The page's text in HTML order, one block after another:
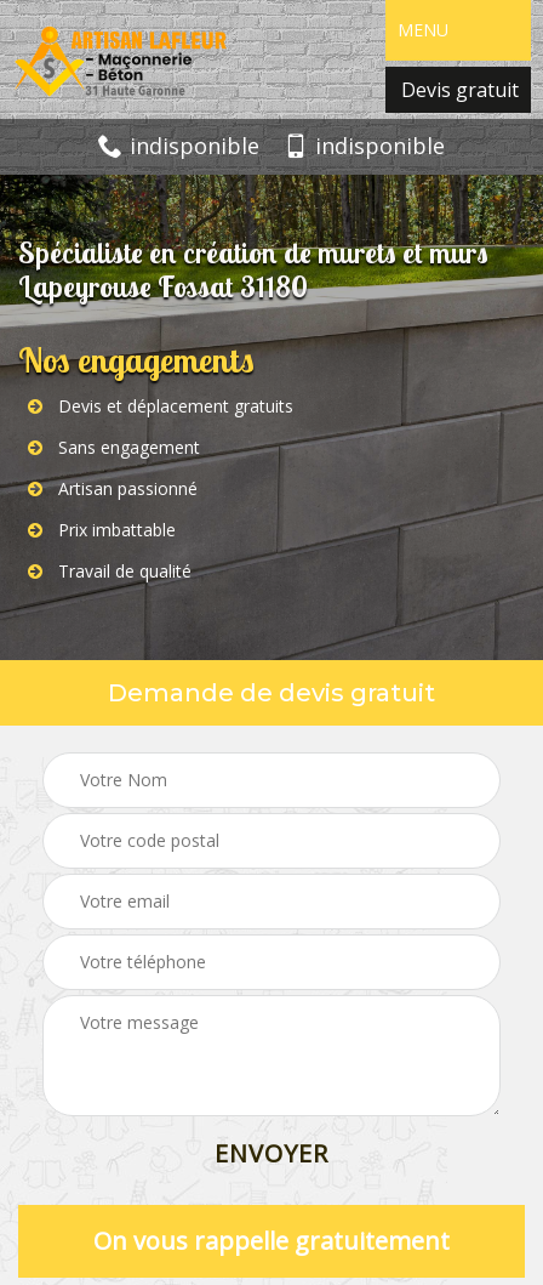
MENU
Devis gratuit
indisponible indisponible
Spécialiste en création de murets et murs
Lapeyrouse Fossat 31180
Nos engagements
Devis et déplacement gratuits
Sans engagement
Artisan passionné
Prix imbattable
Travail de qualité
Demande de devis gratuit
On vous rappelle gratuitement